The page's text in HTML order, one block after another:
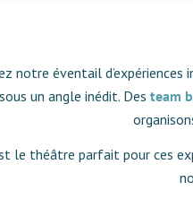
notre éventail
un angle inédit. Des team
le théâtre parfait pour ces